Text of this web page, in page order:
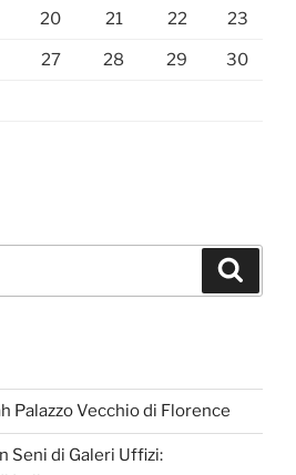
20 21 22 23
27 28 29 30
Palazzo Vecchio di Florence
Seni di Galeri Uffizi: